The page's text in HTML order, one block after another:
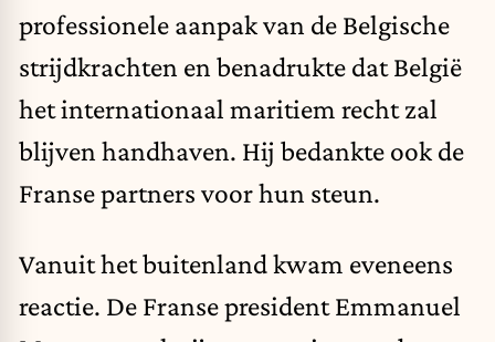
professionele aanpak van de Belgische
strijdkrachten en benadrukte dat België
het internationaal maritiem recht zal
blijven handhaven. Hij bedankte ook de
Franse partners voor hun steun.
Vanuit het buitenland kwam eveneens
reactie. De Franse president Emmanuel